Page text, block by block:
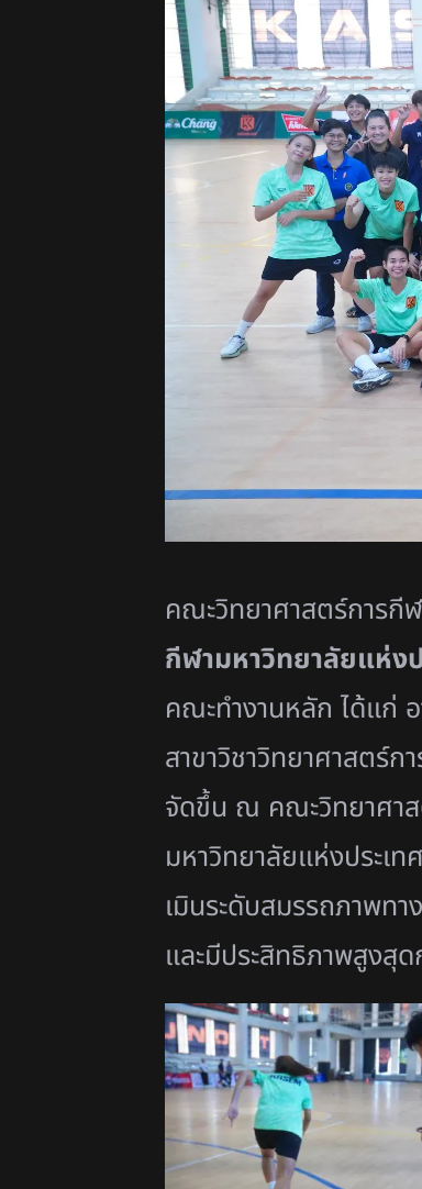
คณะวิทยาศาสตร์การกี
กีฬามหาวิทยาลัยแห่ง
คณะทำงานหลัก ได้แก่
สาขาวิชาวิทยาศาสตร์ก
จัดขึ้น ณ คณะวิทยาศา
มหาวิทยาลัยแห่งประเ
เมินระดับสมรรถภาพทา
และมีประสิทธิภาพสูงสุด